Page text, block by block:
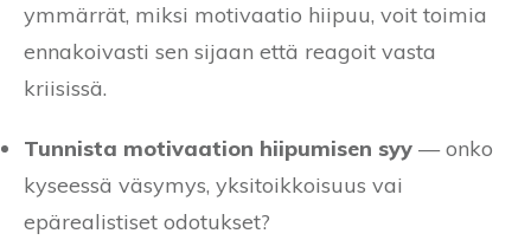
ymmärrät, miksi motivaatio hiipuu, voit toimia
ennakoivasti sen sijaan että reagoit vasta
kriisissä.
Tunnista motivaation hiipumisen syy — onko
kyseessä väsymys, yksitoikkoisuus vai
epärealistiset odotukset?